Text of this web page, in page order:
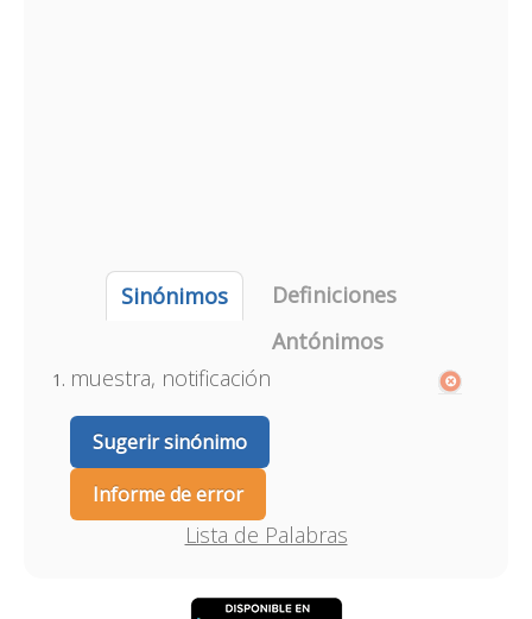
Sinónimos
Definiciones
Antónimos
muestra, notificación
Sugerir sinónimo
Informe de error
Lista de Palabras